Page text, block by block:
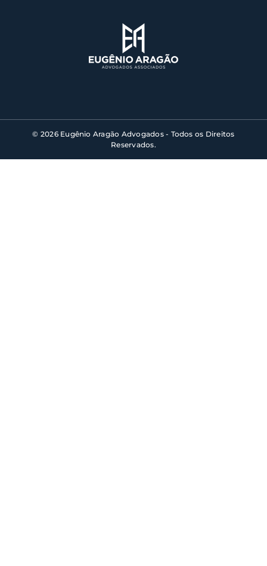
© 2026 Eugênio Aragão Advogados - Todos os Direitos
Reservados.